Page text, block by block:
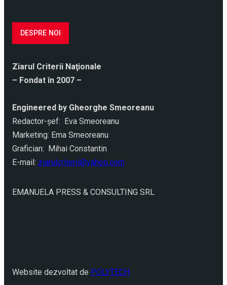
DESPRE NOI
Ziarul Criterii Naţionale
– Fondat în 2007 –
Engineered by Gheorghe Smeoreanu
Redactor-şef: Eva Smeoreanu
Marketing: Ema Smeoreanu
Grafician: Mihai Constantin
E-mail: ziarulcriterii@yahoo.com
EMANUELA PRESS & CONSULTING SRL
Website dezvoltat de POLYTECH